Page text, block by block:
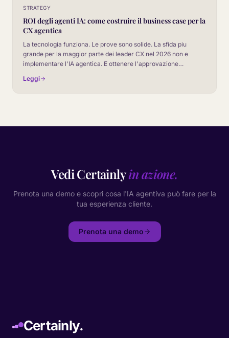
STRATEGY
ROI degli agenti IA: come costruire il business case per la
CX agentica
La tecnologia funziona. Le prove sono solide. La sfida piu
grande per la maggior parte dei leader CX nel 2026 non e
implementare l'IA agentica. E ottenere l'approvazione
Leggi
Vedi Certainlyin azione.
Prenota una demo e scopri cosa l'IA agentiva può fare per la
tua esperienza cliente.
Prenota una demo
Certainly.